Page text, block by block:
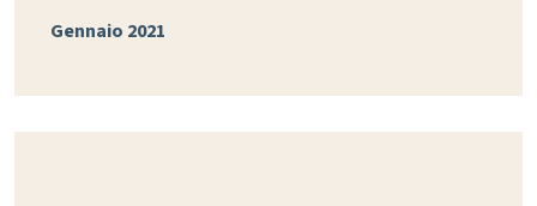
Gennaio 2021